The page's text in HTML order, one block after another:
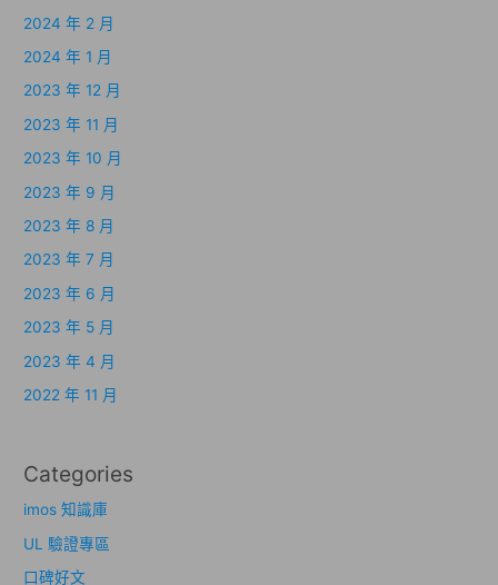
2024 年 2 月
2024 年 1 月
2023 年 12 月
2023 年 11 月
2023 年 10 月
2023 年 9 月
2023 年 8 月
2023 年 7 月
2023 年 6 月
2023 年 5 月
2023 年 4 月
2022 年 11 月
Categories
imos 知識庫
UL 驗證專區
口碑好文